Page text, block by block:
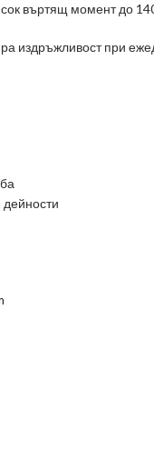
въртящ момент до
издръжливост при